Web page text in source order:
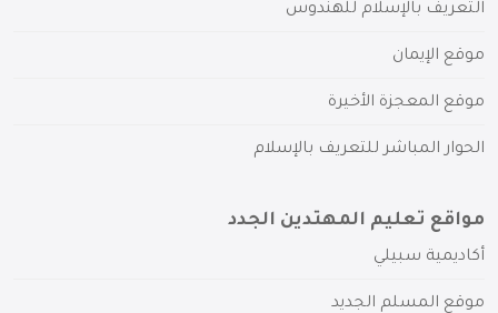
التعريف بالإسلام للهندوس
موقع الإيمان
موقع المعجزة الأخيرة
الحوار المباشر للتعريف بالإسلام
مواقع تعليم المهتدين الجدد
أكاديمية سبيلي
موقع المسلم الجديد